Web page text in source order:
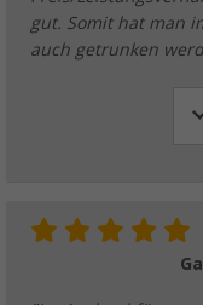
gut. Somit hat man
auch getrunken